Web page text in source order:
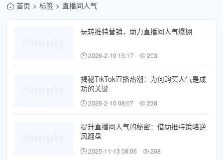
首页 标签 直播间人气
玩转推特营销，助力直播间人气爆棚
2026-2-10 15:17 203
揭秘TikTok直播热潮：为何购买人气是成
功的关键
2026-2-10 08:07 238
提升直播间人气的秘密：借助推特策略逆
风翻盘
2025-11-13 08:06 208